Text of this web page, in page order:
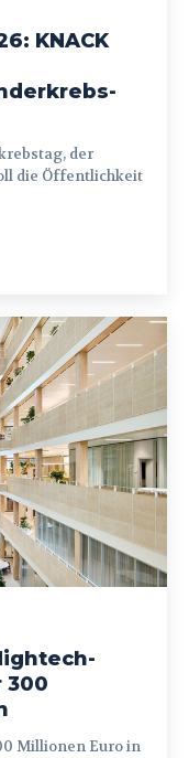
KNACK
die Öffentlichkeit
300